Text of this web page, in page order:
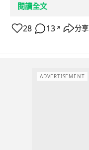
閱讀全文
28 13 ↗ 分享
ADVERTISEMENT